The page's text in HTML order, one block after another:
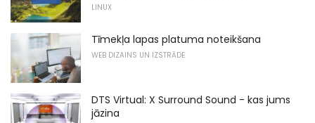
LINUX
Tīmekļa lapas platuma noteikšana
WEB DIZAINS UN IZSTRĀDE
DTS Virtual: X Surround Sound - kas jums
jāzina